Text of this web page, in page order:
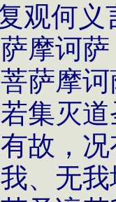
观何
摩诃
萨摩
集灭
故，
、无